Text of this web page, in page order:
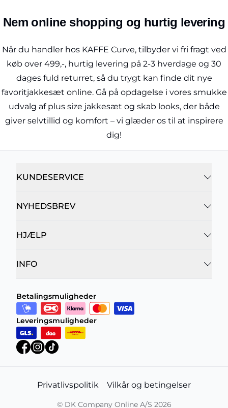
Nem online shopping og hurtig levering
Når du handler hos KAFFE Curve, tilbyder vi fri fragt ved
køb over 499,-, hurtig levering på 2-3 hverdage og 30
dages fuld returret, så du trygt kan finde dit nye
favoritjakkesæt online. Gå på opdagelse i vores smukke
udvalg af plus size jakkesæt og skab looks, der både
giver selvtillid og komfort – vi glæder os til at inspirere
dig!
KUNDESERVICE
NYHEDSBREV
HJÆLP
INFO
Betalingsmuligheder
Leveringsmuligheder
Privatlivspolitik Vilkår og betingelser
© DK Company Online A/S 2026